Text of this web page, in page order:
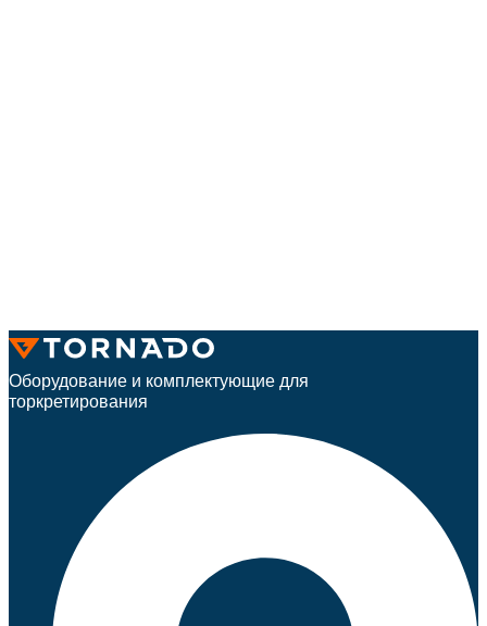
Оборудование и комплектующие для
торкретирования